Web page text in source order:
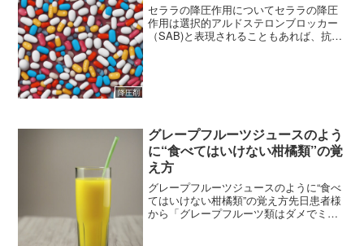
降圧剤
セララの降圧作用についてセララの降圧
作用は選択的アルドステロンブロッカー
（SAB)と表現されることもあれば、抗ア
グレープフルーツジュースのよう
に“食べてはいけない柑橘類”の覚
え方
グレープフルーツジュースのように“食べ
てはいけない柑橘類”の覚え方先日患者様
から「グレープフルーツ類はダメでミカ